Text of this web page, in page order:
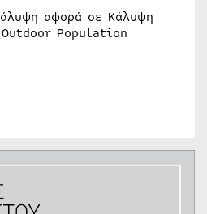
αφορά σε Κάλυψη
Population